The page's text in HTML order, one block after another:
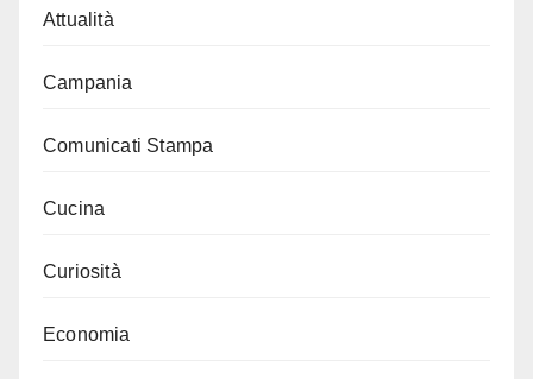
Attualità
Campania
Comunicati Stampa
Cucina
Curiosità
Economia